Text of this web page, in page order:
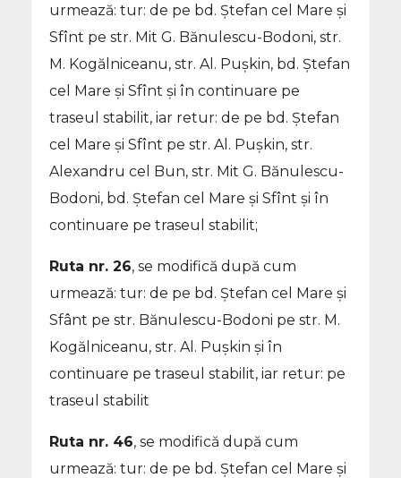
urmează: tur: de pe bd. Ștefan cel Mare și
Sfînt pe str. Mit G. Bănulescu-Bodoni, str.
M. Kogălniceanu, str. Al. Pușkin, bd. Ștefan
cel Mare și Sfînt și în continuare pe
traseul stabilit, iar retur: de pe bd. Ștefan
cel Mare și Sfînt pe str. Al. Pușkin, str.
Alexandru cel Bun, str. Mit G. Bănulescu-
Bodoni, bd. Ștefan cel Mare și Sfînt și în
continuare pe traseul stabilit;
Ruta nr. 26, se modifică după cum
urmează: tur: de pe bd. Ștefan cel Mare și
Sfânt pe str. Bănulescu-Bodoni pe str. M.
Kogălniceanu, str. Al. Pușkin și în
continuare pe traseul stabilit, iar retur: pe
traseul stabilit
Ruta nr. 46, se modifică după cum
urmează: tur: de pe bd. Ștefan cel Mare și